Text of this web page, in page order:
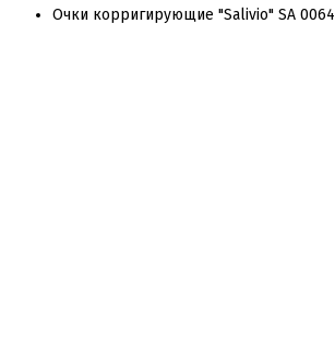
Очки корригирующие "Salivio" SA 0064